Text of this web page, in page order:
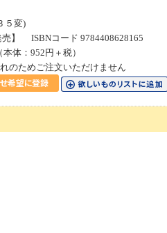
５変)
売】 ISBNコード 9784408628165
体：952円＋税）
のためご注文いただけません